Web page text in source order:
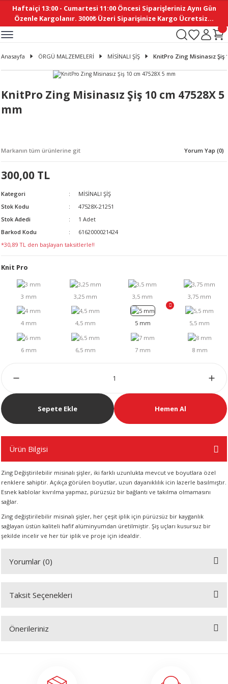
Haftaiçi 13:00 - Cumartesi 11:00 Öncesi Siparişleriniz Aynı Gün
Özenle Kargolanır. 3000₺ Üzeri Siparişinize Kargo Ücretsiz...
Geri Dön
Geri Dön
Geri Dön
KENDİR İPİ
Geri Dön
Geri Dön
Geri Dön
Geri Dön
Geri Dön
Geri Dön
Geri Dön
Geri Dön
Geri Dön
Geri Dön
Geri Dön
Geri Dön
AKSESUAR
Geri Dön
DERGİ
Geri Dön
Geri Dön
Geri Dön
Geri Dön
Geri Dön
Anasayfa ÖRGÜ MALZEMELERİ MİSİNALI ŞİŞ KnitPro Zing Misinasız Şiş
KnitPro Zing Misinasız Şiş 10 cm 47528X 5
mm
Markanın tüm ürünlerine git Yorum Yap (0)
300,00 TL
Kategori
MİSİNALI ŞİŞ
Stok Kodu
47528X-21251
Stok Adedi
1 Adet
Barkod Kodu
6162000021424
*30,89 TL den başlayan taksitlerle!!
Knit Pro
Sepete Ekle Hemen Al
Ürün Bilgisi
Zing Değiştirilebilir misinalı şişler, iki farklı uzunlukta mevcut ve boyutlara özel
renklere sahiptir. Açıkça görülen boyutlar, uzun dayanıklılık icin lazerle basılmıştır.
Esnek kablolar kıvrılma yapmaz, pürüzsüz bir bağlantı ve takılma olmamasını
sağlar.
Zing değiştirilebilir misinalı şişler, her çeşit iplik için pürüzsüz bir kayganlık
sağlayan üstün kaliteli hafif alüminyumdan üretilmiştir. Şiş uçları kusursuz bir
şekilde incelir ve her tür iplik ve proje için idealdir.
Yorumlar (0)
Bu ürüne ilk yorumu siz yapın!
Taksit Seçenekleri
Önerileriniz
Görüş ve önerileriniz için teşekkür ederiz.